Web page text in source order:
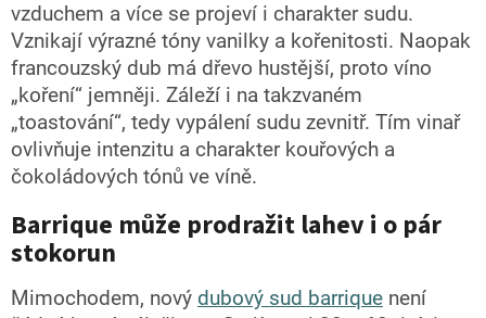
vzduchem a více se projeví i charakter sudu.
Vznikají výrazné tóny vanilky a kořenitosti. Naopak
francouzský dub má dřevo hustější, proto víno
„koření“ jemněji. Záleží i na takzvaném
„toastování“, tedy vypálení sudu zevnitř. Tím vinař
ovlivňuje intenzitu a charakter kouřových a
čokoládových tónů ve víně.
Barrique může prodražit lahev i o pár
stokorun
Mimochodem, nový dubový sud barrique není